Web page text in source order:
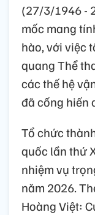
(27/3/1946 -
mốc mang
hào, với việc
quang Thể
các thế hệ
đã cống hiến
Tổ chức
quốc lần thứ
nhiệm vụ
năm 2026.
Hoàng Việt: